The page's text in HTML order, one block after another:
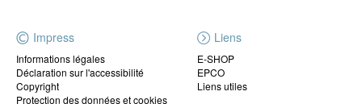
Impress
Informations légales
Déclaration sur l'accessibilité
Copyright
Protection des données et cookies
Liens
E-SHOP
EPCO
Liens utiles